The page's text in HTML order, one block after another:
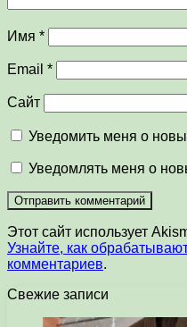
Имя *
Email *
Сайт
Уведомить меня о
Уведомлять меня о
Этот сайт использует
Узнайте, как
комментариев.
Свежие записи